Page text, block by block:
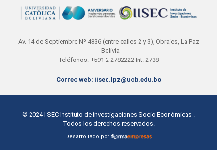
Av. 14 de Septiembre Nº 4836 (entre calles 2 y 3), Obrajes, La Paz
- Bolivia
Teléfonos: +591 2 2782222 Int. 2738
Correo web: iisec.lpz@ucb.edu.bo
© 2024IISEC Instituto de investigaciones Socio Económicas
Todos los derechos reservados.
Desarrollado por